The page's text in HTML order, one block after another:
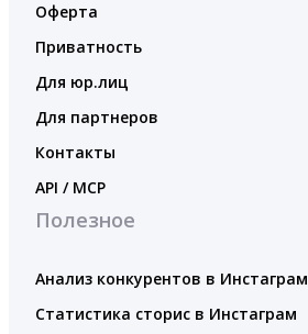
Оферта
Приватность
Для юр.лиц
Для партнеров
Контакты
API / MCP
Полезное
Анализ конкурентов в Инстаграм
Статистика сторис в Инстаграм